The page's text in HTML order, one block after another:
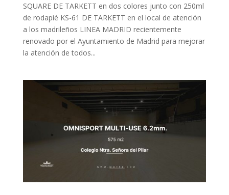
SQUARE DE TARKETT en dos colores junto con 250ml
de rodapié KS-61 DE TARKETT en el local de atención
a los madrileños LINEA MADRID recientemente
renovado por el Ayuntamiento de Madrid para mejorar
la atención de todos...